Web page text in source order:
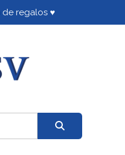
de regalos ♥